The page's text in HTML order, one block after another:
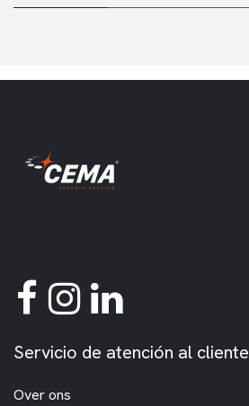
Servicio de atención al cliente
Over ons